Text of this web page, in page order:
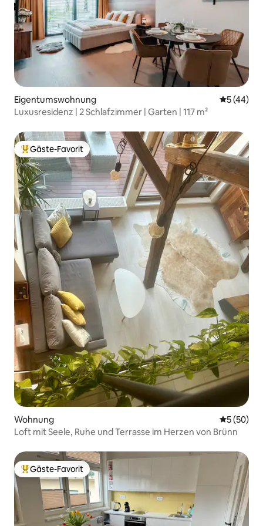
Eigentumswohnung
5 (44)
Luxusresidenz | 2 Schlafzimmer | Garten | 117 m²
Beliebter Gäste-Favorit.
Gäste-Favorit
Wohnung
5 (50)
Loft mit Seele, Ruhe und Terrasse im Herzen von Brünn
Beliebter Gäste-Favorit.
Gäste-Favorit